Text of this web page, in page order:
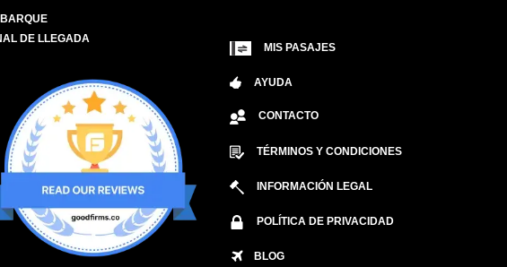
DE LLEGADA
MIS PASAJES
AYUDA
CONTACTO
TÉRMINOS Y CONDICIONES
INFORMACIÓN LEGAL
POLÍTICA DE PRIVACIDAD
BLOG